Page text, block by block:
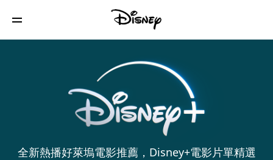
全新熱播好萊塢電影推薦，Disney+電影片單精選